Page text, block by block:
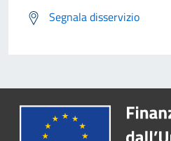
Segnala disservizio